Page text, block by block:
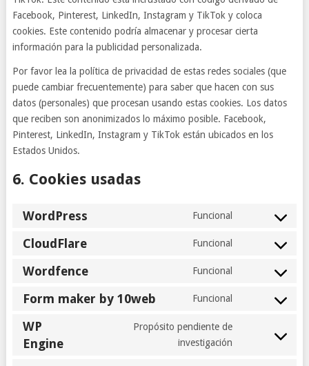
Facebook, Pinterest, LinkedIn, Instagram y TikTok y coloca
cookies. Este contenido podría almacenar y procesar cierta
información para la publicidad personalizada.
Por favor lea la política de privacidad de estas redes sociales (que
puede cambiar frecuentemente) para saber que hacen con sus
datos (personales) que procesan usando estas cookies. Los datos
que reciben son anonimizados lo máximo posible. Facebook,
Pinterest, LinkedIn, Instagram y TikTok están ubicados en los
Estados Unidos.
6. Cookies usadas
WordPress Funcional
Consent
wordpress
CloudFlare Funcional
Consent
cloudflare
Wordfence Funcional
Consent
Form maker by 10web Funcional
Consent
WP
Engine
Propósito pendiente de
investigación